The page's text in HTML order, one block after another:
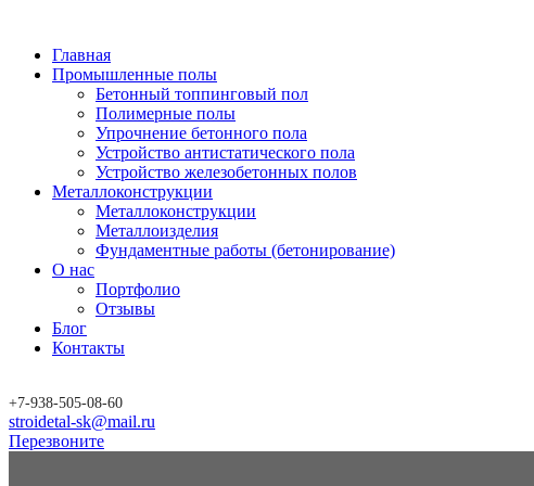
Главная
Промышленные полы
Бетонный топпинговый пол
Полимерные полы
Упрочнение бетонного пола
Устройство антистатического пола
Устройство железобетонных полов
Металлоконструкции
Металлоконструкции
Металлоизделия
Фундаментные работы (бетонирование)
О нас
Портфолио
Отзывы
Блог
Контакты
+7-938-505-08-60
stroidetal-sk@mail.ru
Перезвоните